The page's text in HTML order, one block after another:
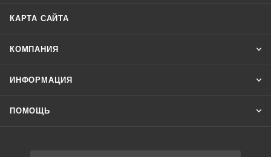
КАРТА САЙТА
КОМПАНИЯ
ИНФОРМАЦИЯ
ПОМОЩЬ